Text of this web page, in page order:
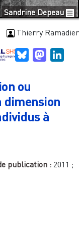
Sandrine Depeau
Thierry Ramadier
Bluesky
ou
dimension
à
publication : 2011 ;